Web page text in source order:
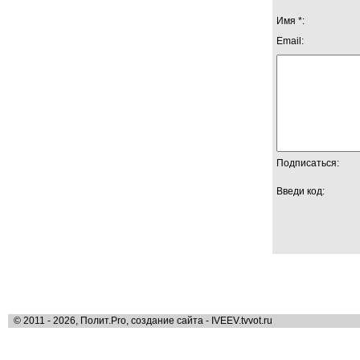
Имя *:
Email:
Подписаться:
Введи код:
© 2011 - 2026, Полит.Pro, создание сайта - IVEEV.tvvot.ru